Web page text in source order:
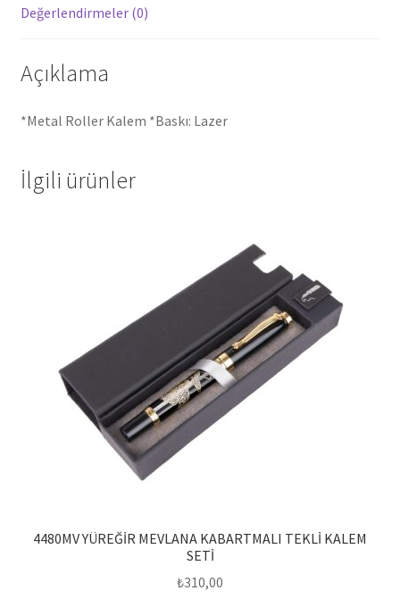
Değerlendirmeler (0)
Açıklama
*Metal Roller Kalem *Baskı: Lazer
İlgili ürünler
4480MV YÜREĞİR MEVLANA KABARTMALI TEKLİ KALEM
SETİ
₺310,00